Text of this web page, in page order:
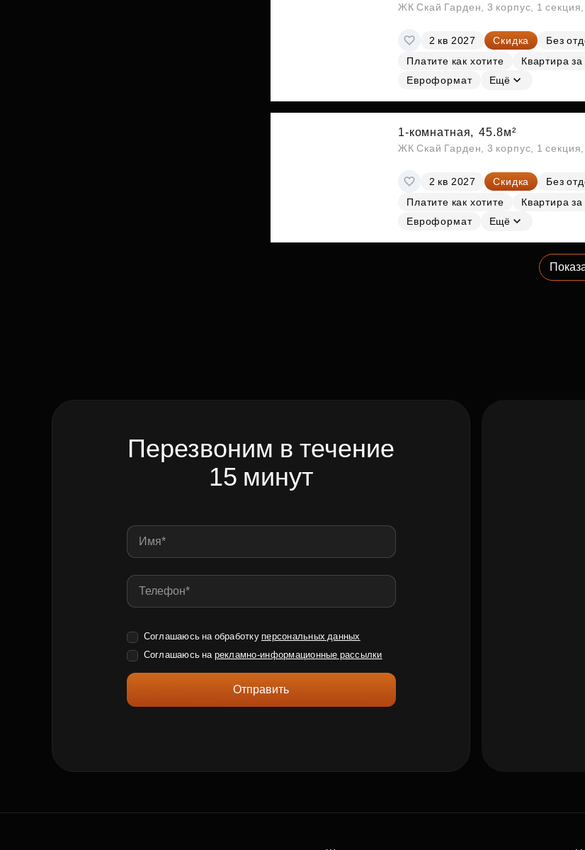
ЖК Скай Гарден, 3 корпус, 1
2 кв 2027 Скидка
Без
Платите как хотите
Квартира
Евроформат
Ещё
1-комнатная, 45.8м²
ЖК Скай Гарден, 3 корпус, 1
2 кв 2027 Скидка
Без
Платите как хотите
Квартира
Евроформат
Ещё
Перезвоним в течение
15 минут
Соглашаюсь на обработку персональных данных
Соглашаюсь на рекламно-информационные рассылки
Отправить